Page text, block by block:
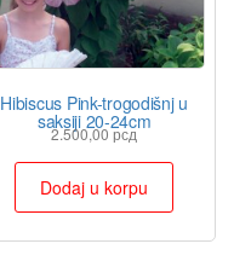
Hibiscus Pink-trogodišnj u
saksiji 20-24cm
2.500,00рсд
Dodaj u korpu